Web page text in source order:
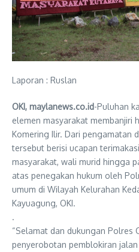
Laporan : Ruslan
OKI, maylanews.co.id-Puluhan
elemen masyarakat membanjiri
Komering Ilir. Dari pengamatan
tersebut berisi ucapan
masyarakat, wali murid hingga
atas penegakan hukum oleh
umum di Wilayah Kelurahan
Kayuagung, OKI.
.
“Selamat dan dukungan Polres
penyerobotan pemblokiran jalan